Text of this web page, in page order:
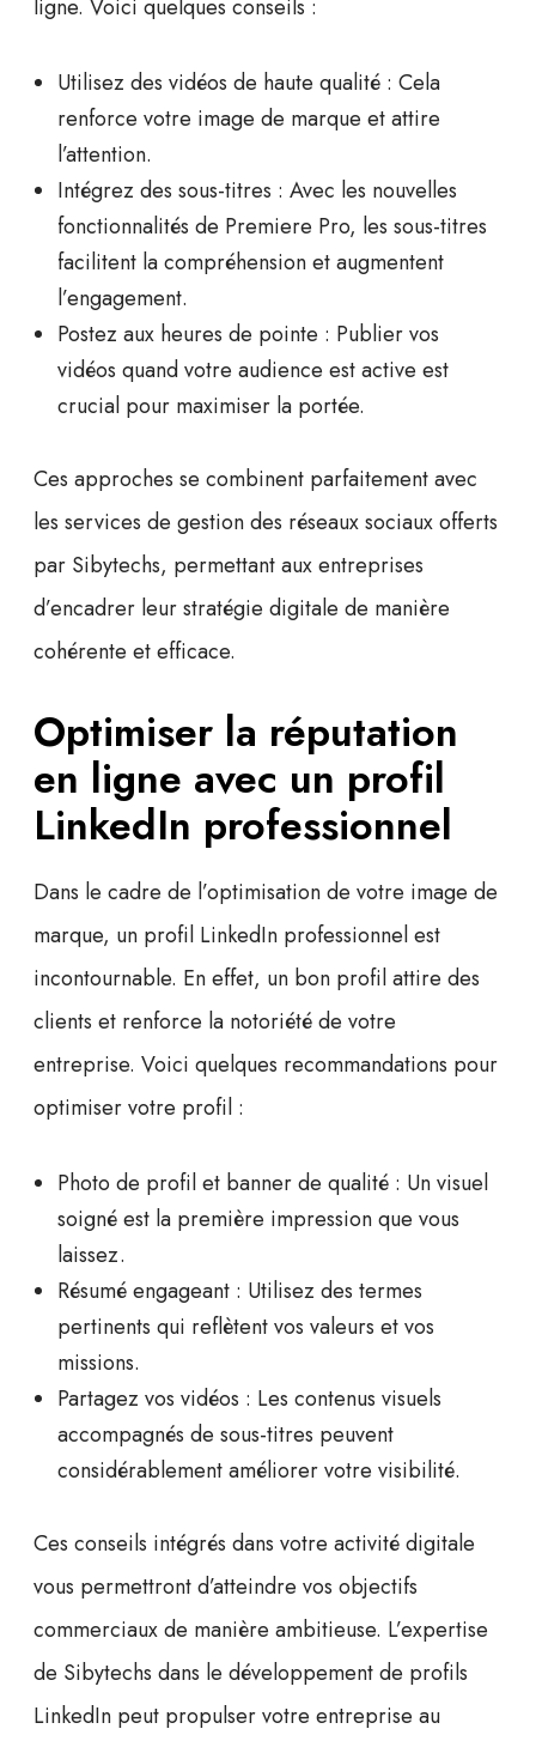
ligne. Voici quelques conseils :
Utilisez des vidéos de haute qualité : Cela
renforce votre image de marque et attire
l’attention.
Intégrez des sous-titres : Avec les nouvelles
fonctionnalités de Premiere Pro, les sous-titres
facilitent la compréhension et augmentent
l’engagement.
Postez aux heures de pointe : Publier vos
vidéos quand votre audience est active est
crucial pour maximiser la portée.
Ces approches se combinent parfaitement avec
les services de gestion des réseaux sociauxofferts
par Sibytechs, permettant aux entreprises
d’encadrer leur stratégie digitale de manière
cohérente et efficace.
Optimiser la réputation
en ligne avec un profil
LinkedIn professionnel
Dans le cadre de l’optimisation de votre image de
marque, un profil LinkedIn professionnelest
incontournable. En effet, un bon profil attire des
clients et renforce la notoriété de votre
entreprise. Voici quelques recommandations pour
optimiser votre profil :
Photo de profil et banner de qualité : Un visuel
soigné est la première impression que vous
laissez.
Résumé engageant : Utilisez des termes
pertinents qui reflètent vos valeurs et vos
missions.
Partagez vos vidéos : Les contenus visuels
accompagnés de sous-titres peuvent
considérablement améliorer votre visibilité.
Ces conseils intégrés dans votre activité digitale
vous permettront d’atteindre vos objectifs
commerciaux de manière ambitieuse. L’expertise
de Sibytechs dans le développement de profils
LinkedIn peut propulser votre entreprise au